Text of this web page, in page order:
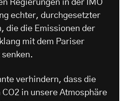
Regierungen in der IMO
echter, durchgesetzter
die die Emissionen der
mit dem Pariser
verhindern, dass die
in unsere Atmosphäre